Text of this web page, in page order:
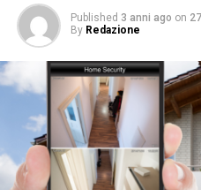
Published 3 anni ago on
By Redazione